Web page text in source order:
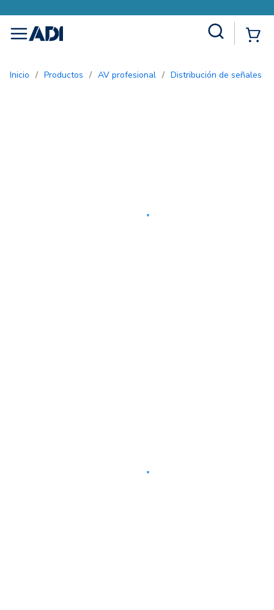
menu
Inicio / Productos / AV profesional / Distribución de señales